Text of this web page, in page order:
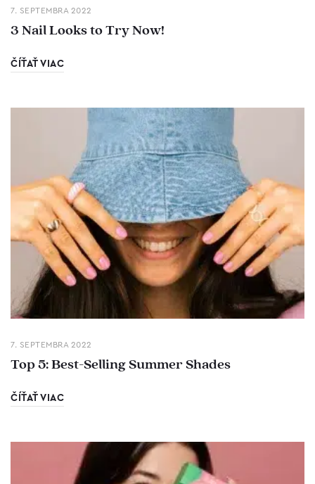
7. SEPTEMBRA 2022
3 Nail Looks to Try Now!
ČÍŤAŤ VIAC
7. SEPTEMBRA 2022
Top 5: Best-Selling Summer Shades
ČÍŤAŤ VIAC